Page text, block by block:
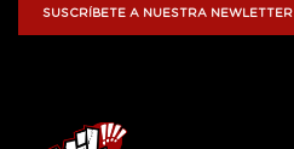
SUSCRÍBETE A NUESTRA NEWLETTER